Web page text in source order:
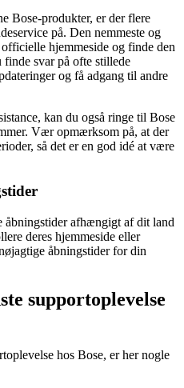
Bose-produkter, er der flere
på. Den nemmeste og
hjemmeside og finde den
finde svar på ofte stillede
og få adgang til andre
kan du også ringe til Bose
Vær opmærksom på, at der
så det er en god idé at være
åbningstider afhængigt af dit land
deres hjemmeside eller
åbningstider for din
supportoplevelse
hos Bose, er her nogle